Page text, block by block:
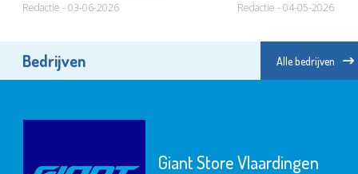
Redactie - 03-06-2026 Redactie - 04-05-2026
Bedrijven Alle bedrijven
Giant Store Vlaardingen